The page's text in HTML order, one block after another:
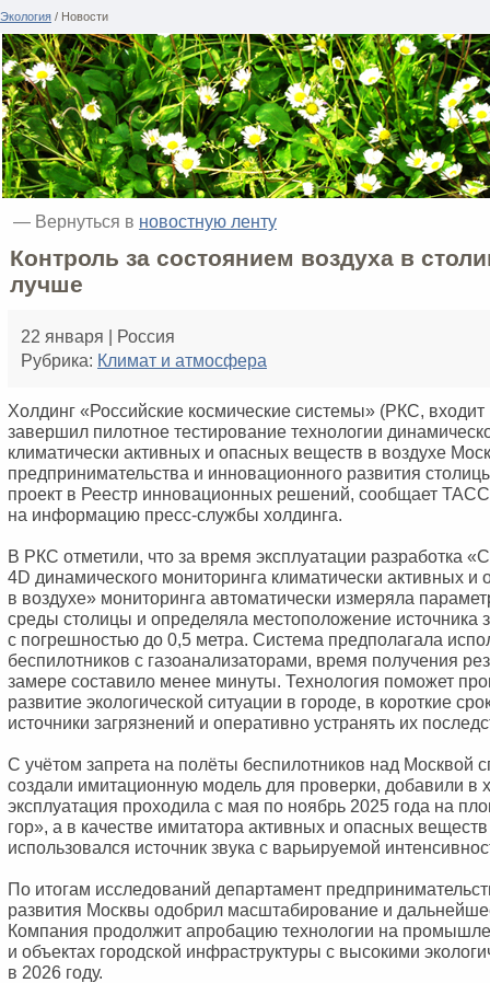
Экология / Новости
— Вернуться в новостную ленту
Контроль за состоянием воздуха в
лучше
22 января | Россия
Рубрика: Климат и атмосфера
Холдинг «Российские космические системы» (РКС, входит
завершил пилотное тестирование технологии
климатически активных и опасных веществ в воздухе
предпринимательства и инновационного развития
проект в Реестр инновационных решений, сообщает
на информацию пресс-службы холдинга.
В РКС отметили, что за время эксплуатации разработка
4D динамического мониторинга климатически активных и
в воздухе» мониторинга автоматически измеряла
среды столицы и определяла местоположение источника
с погрешностью до 0,5 метра. Система предполагала
беспилотников с газоанализаторами, время получения
замере составило менее минуты. Технология поможет
развитие экологической ситуации в городе, в короткие
источники загрязнений и оперативно устранять их
С учётом запрета на полёты беспилотников над Москвой
создали имитационную модель для проверки, добавили в
эксплуатация проходила с мая по ноябрь 2025 года на
гор», а в качестве имитатора активных и опасных
использовался источник звука с варьируемой
По итогам исследований департамент
развития Москвы одобрил масштабирование и
Компания продолжит апробацию технологии на
и объектах городской инфраструктуры с высокими
в 2026 году.